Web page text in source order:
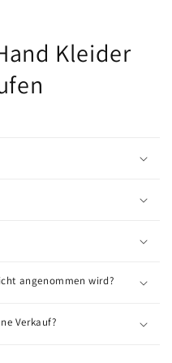
Kleider
angenommen wird?
Verkauf?